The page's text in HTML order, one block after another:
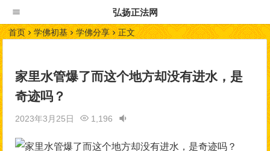
弘扬正法网
首页 学佛初基 学佛分享 正文
家里水管爆了而这个地方却没有进水，是
奇迹吗？
2023年3月25日 1,196